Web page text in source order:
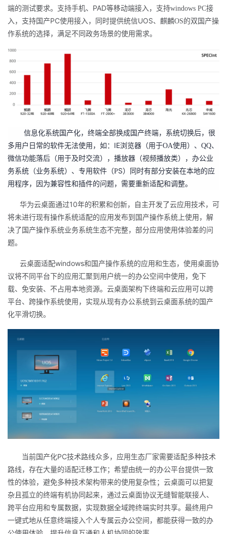
的
课
我
的
我
验
收
藏
技
术
的
云
议
端的测试要求。支持手机、 PAD等移动端接入，支持windows PC接
入，支持 国产PC使用接入 ， 同时提供统信UOS、麒麟OS的双国产操
作系统的选择， 满足不同 政务场景的使用需求。
信息化系统国产化，终端全部换成国产终端，系统切换后，很
多用户日常的软件无法使用，如： IE浏览器（用于OA使用）、 QQ、
微信功能落后（用于及时交流），播放器（视频播放类），办公业
务系统（业务系统）、专用软件（PS）同时有部分安装在本地的应
用程序，因为兼容性和插件的问题，需要重新适配和调整。
华为云桌面通过10年的积累和创新， 自主开发了云应用技术，可
将未进行现有操作系统适配的应用发布到国产操作系统上使用，解
决了国产操作系统业务系统生态不完整，部分应用使用体验差的问
题。
云桌面适配windows和国产操作系统的应用和生态，使用桌面协
议将不同平台下的应用汇聚到用户统一的办公空间中使用，免下
载、免安装、不占用本地资源。云桌面架构下终端和云应用可以跨
平台、跨操作系统使用，实现从现有办公系统到云桌面系统的国产
化平滑切换。
当前 国产化PC技术路线众多，应用生态厂家需要适配多种技术
路线， 存在大量的适配迁移工作；希望由统一的办公平台提供一致
性的体验，避免多种技术架构带来的使用复杂性； 云桌面 可以把复
杂且孤立的终端有机协同起来， 通过云桌面协议无缝智能联接人、
跨平台应用和专属数据，实现数据全域跨终端实时共享。 最终用户
一键式地从任意终端接入个人专属云办公空间，都能获得一致的办